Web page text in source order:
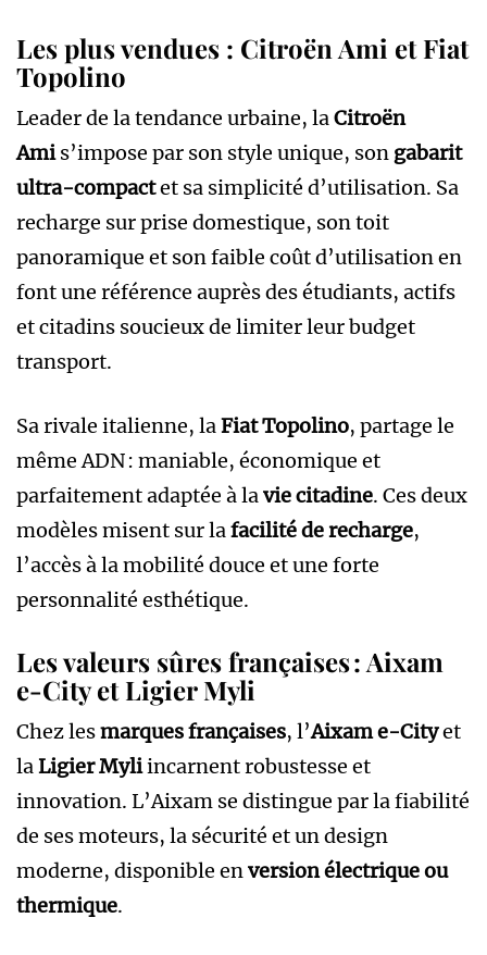
Les plus vendues : Citroën Ami et Fiat
Topolino
Leader de la tendance urbaine, laCitroën
Amis’impose par son style unique, son gabarit
ultra-compactet sa simplicité d’utilisation. Sa
recharge sur prise domestique, son toit
panoramique et son faible coût d’utilisation en
font une référence auprès des étudiants, actifs
et citadins soucieux de limiter leur budget
transport.
Sa rivale italienne, laFiat Topolino, partage le
même ADN : maniable, économique et
parfaitement adaptée à lavie citadine. Ces deux
modèles misent sur lafacilité de recharge,
l’accès à la mobilité douce et une forte
personnalité esthétique.
Les valeurs sûres françaises : Aixam
e-City et Ligier Myli
Chez lesmarques françaises, l’Aixam e-Cityet
laLigier Myliincarnent robustesse et
innovation. L’Aixam se distingue par la fiabilité
de ses moteurs, la sécurité et un design
moderne, disponible enversion électrique ou
thermique.